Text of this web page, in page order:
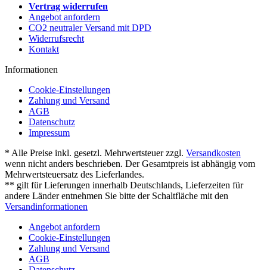
Vertrag widerrufen
Angebot anfordern
CO2 neutraler Versand mit DPD
Widerrufsrecht
Kontakt
Informationen
Cookie-Einstellungen
Zahlung und Versand
AGB
Datenschutz
Impressum
* Alle Preise inkl. gesetzl. Mehrwertsteuer zzgl. Versandkosten
wenn nicht anders beschrieben. Der Gesamtpreis ist abhängig vom
Mehrwertsteuersatz des Lieferlandes.
** gilt für Lieferungen innerhalb Deutschlands, Lieferzeiten für
andere Länder entnehmen Sie bitte der Schaltfläche mit den
Versandinformationen
Angebot anfordern
Cookie-Einstellungen
Zahlung und Versand
AGB